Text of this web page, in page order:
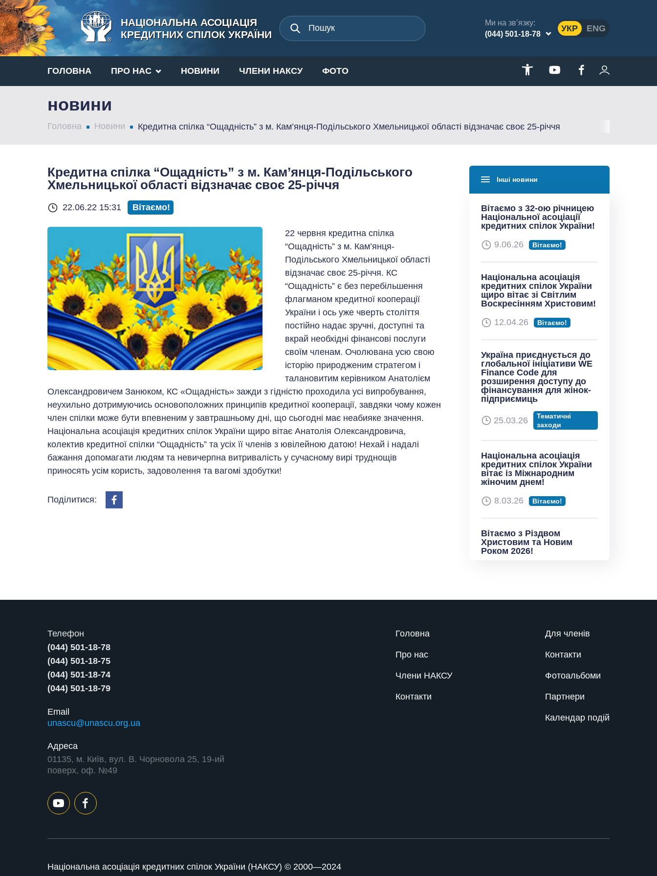
НАЦІОНАЛЬНА АСОЦІАЦІЯ
КРЕДИТНИХ СПІЛОК УКРАЇНИ
Ми на зв’язку:
(044) 501-18-78
УКР ENG
ГОЛОВНА ПРО НАС НОВИНИ ЧЛЕНИ НАКСУ ФОТО
новини
Головна Новини Кредитна спілка “Ощадність” з м. Кам’янця-Подільського Хмельницької області відзначає своє 25-річчя
Кредитна спілка “Ощадність” з м. Кам’янця-Подільського
Хмельницької області відзначає своє 25-річчя
22.06.22 15:31 Вітаємо!
22 червня кредитна спілка
“Ощадність” з м. Кам’янця-
Подільського Хмельницької області
відзначає своє 25-річчя. КС
“Ощадність” є без перебільшення
флагманом кредитної кооперації
України і ось уже чверть століття
постійно надає зручні, доступні та
вкрай необхідні фінансові послуги
своїм членам. Очолювана усю свою
історію природженим стратегом і
талановитим керівником Анатолієм
Олександровичем Занюком, КС «Ощадність» зажди з гідністю проходила усі випробування,
неухильно дотримуючись основоположних принципів кредитної кооперації, завдяки чому кожен
член спілки може бути впевненим у завтрашньому дні, що сьогодні має неабияке значення.
Національна асоціація кредитних спілок України щиро вітає Анатолія Олександровича,
колектив кредитної спілки “Ощадність” та усіх її членів з ювілейною датою! Нехай і надалі
бажання допомагати людям та невичерпна витривалість у сучасному вирі труднощів
приносять усім користь, задоволення та вагомі здобутки!
Поділитися:
Інші новини
Вітаємо з 32-ою річницею
Національної асоціації
кредитних спілок України!
9.06.26
Вітаємо!
Національна асоціація
кредитних спілок України
щиро вітає зі Світлим
Воскресінням Христовим!
12.04.26
Вітаємо!
Україна приєднується до
глобальної ініціативи WE
Finance Code для
розширення доступу до
фінансування для жінок-
підприємиць
25.03.26
Тематичні
заходи
Національна асоціація
кредитних спілок України
вітає із Міжнародним
жіночим днем!
8.03.26
Вітаємо!
Вітаємо з Різдвом
Христовим та Новим
Роком 2026!
Автоматизація складання
Взаємодія з
Відзначаємо 31-шу
Національної асоціації
кредитних спілок України!
Вітаємо!
кредитних спілок України
Телефон
(044) 501-18-78
(044) 501-18-75
(044) 501-18-74
(044) 501-18-79
Email
unascu@unascu.org.ua
Адреса
01135, м. Київ, вул. В. Чорновола 25, 19-ий
поверх, оф. №49
Головна
Про нас
Члени НАКСУ
Контакти
Для членів
Контакти
Фотоальбоми
Партнери
Календар подій
Національна асоціація кредитних спілок України (НАКСУ) © 2000—2024